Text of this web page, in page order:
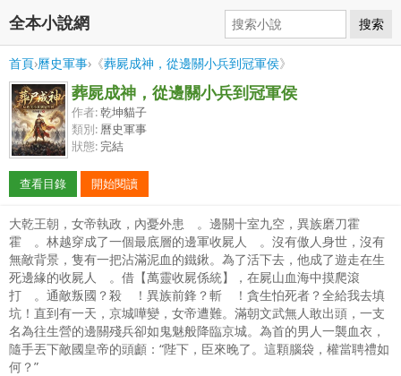
全本小說網 搜索
首頁›曆史軍事›《葬屍成神，從邊關小兵到冠軍侯》
葬屍成神，從邊關小兵到冠軍侯
作者:乾坤貓子
類別: 曆史軍事
狀態: 完結
查看目錄 開始閱讀
大乾王朝，女帝執政，內憂外患 。邊關十室九空，異族磨刀霍
霍 。林越穿成了一個最底層的邊軍收屍人 。沒有傲人身世，沒有
無敵背景，隻有一把沾滿泥血的鐵鍬。為了活下去，他成了遊走在生
死邊緣的收屍人 。借【萬靈收屍係統】，在屍山血海中摸爬滾
打 。通敵叛國？殺 ！異族前鋒？斬 ！貪生怕死者？全給我去填
坑！直到有一天，京城嘩變，女帝遭難。滿朝文武無人敢出頭，一支
名為往生營的邊關殘兵卻如鬼魅般降臨京城。為首的男人一襲血衣，
隨手丟下敵國皇帝的頭顱：“陛下，臣來晚了。這顆腦袋，權當聘禮如
何？”